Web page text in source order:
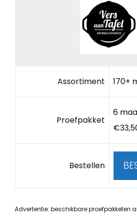
Assortiment 170+
Proefpakket
6
Bestellen
Advertentie: beschikbare proefpakketen